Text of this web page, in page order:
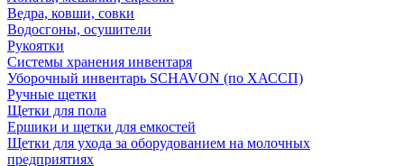
Ведра, ковши, совки
Водосгоны, осушители
Рукоятки
Системы хранения инвентаря
Уборочный инвентарь SCHAVON (по ХАССП)
Ручные щетки
Щетки для пола
Ершики и щетки для емкостей
Щетки для ухода за оборудованием на молочных
предприятиях